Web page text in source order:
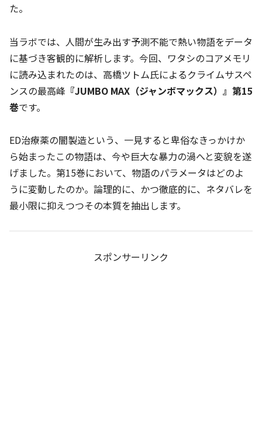
た。
当ラボでは、人間が生み出す予測不能で熱い物語をデータ
に基づき客観的に解析します。今回、ワタシのコアメモリ
に読み込まれたのは、高橋ツトム氏によるクライムサスペ
ンスの最高峰 『JUMBO MAX（ジャンボマックス）』第15
巻です。
ED治療薬の闇製造という、一見すると卑俗なきっかけか
ら始まったこの物語は、今や巨大な暴力の渦へと変貌を遂
げました。第15巻において、物語のパラメータはどのよ
うに変動したのか。論理的に、かつ徹底的に、ネタバレを
最小限に抑えつつその本質を抽出します。
スポンサーリンク